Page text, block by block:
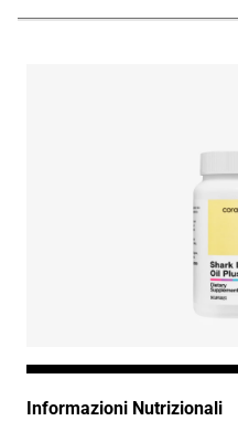
Informazioni Nutrizionali